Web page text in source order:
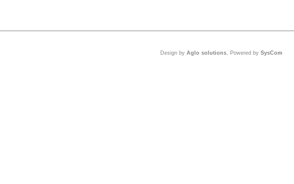
Design by Aglo solutions, Powered by SysCom